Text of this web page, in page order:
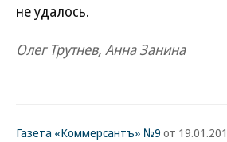
не удалось.
Олег Трутнев, Анна Занина
Газета «Коммерсантъ» №9 от